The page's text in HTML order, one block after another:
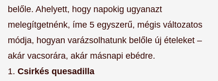
belőle. Ahelyett, hogy napokig ugyanazt
melegítgetnénk, íme 5 egyszerű, mégis változatos
módja, hogyan varázsolhatunk belőle új ételeket –
akár vacsorára, akár másnapi ebédre.
1. Csirkés quesadilla